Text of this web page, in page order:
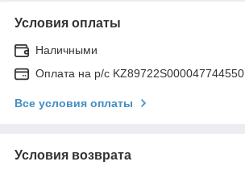
Условия оплаты
Наличными
Оплата на р/с KZ89722S000047744550
Все условия оплаты
Условия возврата